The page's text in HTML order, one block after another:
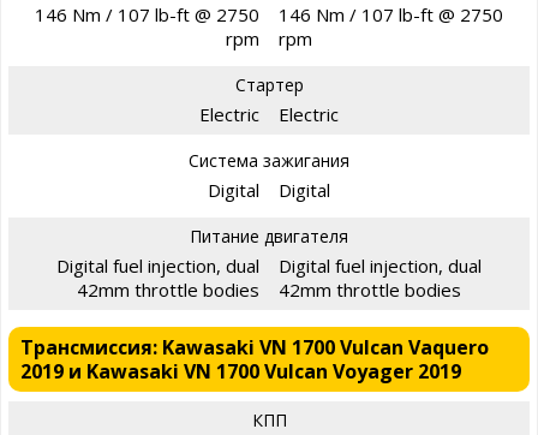
146 Nm / 107 lb-ft @ 2750
rpm
146 Nm / 107 lb-ft @ 2750
rpm
Стартер
Electric Electric
Система зажигания
Digital Digital
Питание двигателя
Digital fuel injection, dual
42mm throttle bodies
Digital fuel injection, dual
42mm throttle bodies
Трансмиссия: Kawasaki VN 1700 Vulcan Vaquero
2019 и Kawasaki VN 1700 Vulcan Voyager 2019
КПП